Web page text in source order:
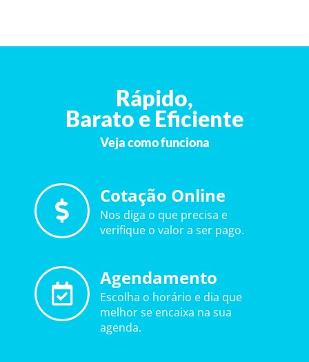
Rápido,
Barato e Eficiente
Veja como funciona
Cotação Online
Nos diga o que precisa e
verifique o valor a ser pago.
Agendamento
Escolha o horário e dia que
melhor se encaixa na sua
agenda.